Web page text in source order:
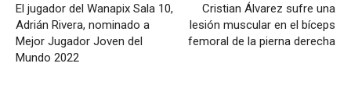
El jugador del Wanapix Sala 10,
Adrián Rivera, nominado a
Mejor Jugador Joven del
Mundo 2022
Cristian Álvarez sufre una
lesión muscular en el bíceps
femoral de la pierna derecha